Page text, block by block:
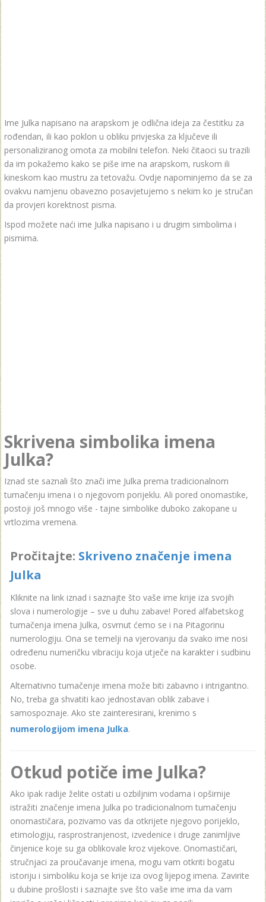
Ime Julka napisano na arapskom je odlična ideja za čestitku za
rođendan, ili kao poklon u obliku privjeska za ključeve ili
personaliziranog omota za mobilni telefon. Neki čitaoci su trazili
da im pokažemo kako se piše ime na arapskom, ruskom ili
kineskom kao mustru za tetovažu. Ovdje napominjemo da se za
ovakvu namjenu obavezno posavjetujemo s nekim ko je stručan
da provjeri korektnost pisma.
Ispod možete naći ime Julka napisano i u drugim simbolima i
pismima.
Skrivena simbolika imena
Julka?
Iznad ste saznali što znači ime Julka prema tradicionalnom
tumačenju imena i o njegovom porijeklu. Ali pored onomastike,
postoji još mnogo više - tajne simbolike duboko zakopane u
vrtlozima vremena.
Pročitajte: Skriveno značenje imena
Julka
Kliknite na link iznad i saznajte što vaše ime krije iza svojih
slova i numerologije – sve u duhu zabave! Pored alfabetskog
tumačenja imena Julka, osvrnut ćemo se i na Pitagorinu
numerologiju. Ona se temelji na vjerovanju da svako ime nosi
određenu numeričku vibraciju koja utječe na karakter i sudbinu
osobe.
Alternativno tumačenje imena može biti zabavno i intrigantno.
No, treba ga shvatiti kao jednostavan oblik zabave i
samospoznaje. Ako ste zainteresirani, krenimo s
numerologijom imena Julka.
Otkud potiče ime Julka?
Ako ipak radije želite ostati u ozbiljnim vodama i opširnije
istražiti značenje imena Julka po tradicionalnom tumačenju
onomastičara, pozivamo vas da otkrijete njegovo porijeklo,
etimologiju, rasprostranjenost, izvedenice i druge zanimljive
činjenice koje su ga oblikovale kroz vijekove. Onomastičari,
stručnjaci za proučavanje imena, mogu vam otkriti bogatu
istoriju i simboliku koja se krije iza ovog lijepog imena. Zavirite
u dubine prošlosti i saznajte sve što vaše ime ima da vam